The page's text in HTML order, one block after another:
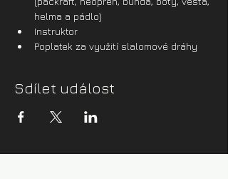
helma a pádlo)
Instruktor
Poplatek za využití slalomové dráhy
Sdílet událost